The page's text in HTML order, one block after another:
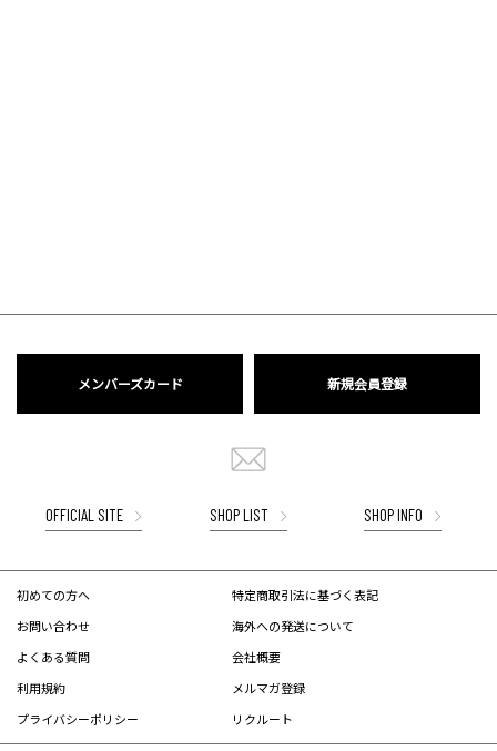
メンバーズカード 新規会員登録
OFFICIAL SITE SHOP LIST SHOP INFO
初めての方へ
お問い合わせ
よくある質問
利用規約
プライバシーポリシー
特定商取引法に基づく表記
海外への発送について
会社概要
メルマガ登録
リクルート